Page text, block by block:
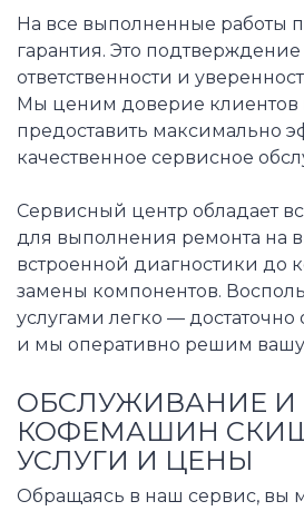
На все выполненные работы
гарантия. Это
ответственности и
Мы ценим доверие клиентов
предоставить максимально
качественное сервисное
Сервисный центр обладает
для выполнения ремонта на
встроенной диагностики до
замены компонентов.
услугами легко — достаточно
и мы оперативно решим
ОБСЛУЖИВАНИЕ И
КОФЕМАШИН
УСЛУГИ И ЦЕНЫ
Обращаясь в наш сервис, вы